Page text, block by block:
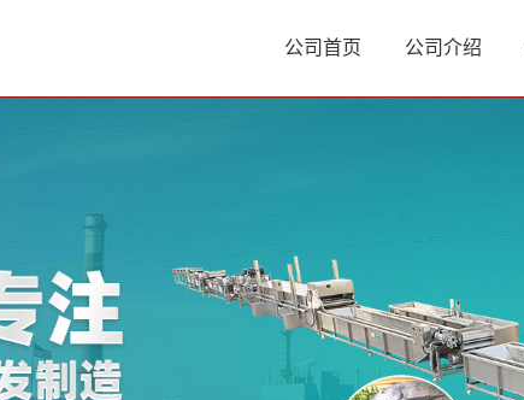
公司首页 公司介绍